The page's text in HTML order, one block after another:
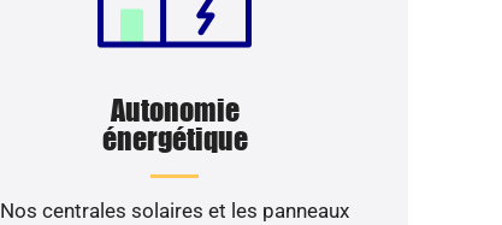
Autonomie
énergétique
Nos centrales solaires et les panneaux